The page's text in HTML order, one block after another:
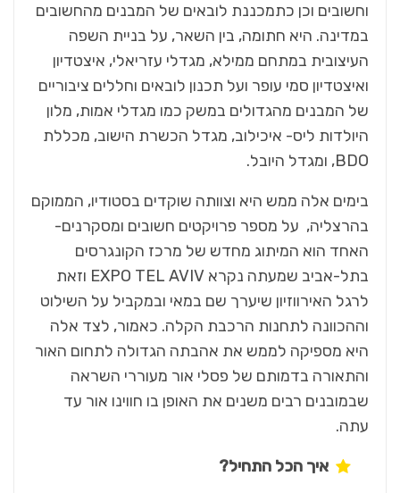
וחשובים וכן כתמכננת לובאים של המבנים מהחשובים
במדינה. היא חתומה, בין השאר, על בניית השפה
העיצובית במתחם ממילא, מגדלי עזריאלי, איצטדיון
ואיצטדיון סמי עופר ועל תכנון לובאים וחללים ציבוריים
של המבנים מהגדולים במשק כמו מגדלי אמות, מלון
היולדות ליס- איכילוב, מגדל הכשרת הישוב, מכללת
BDO, ומגדל היובל.
בימים אלה ממש היא וצוותה שוקדים בסטודיו, הממוקם
בהרצליה, על מספר פרויקטים חשובים ומסקרנים-
האחד הוא המיתוג מחדש של מרכז הקונגרסים
בתל-אביב שמעתה נקרא EXPO TEL AVIV וזאת
לרגל האירווזיון שיערך שם במאי ובמקביל על השילוט
וההכוונה לתחנות הרכבת הקלה. כאמור, לצד אלה
היא מספיקה לממש את אהבתה הגדולה לתחום האור
והתאורה בדמותם של פסלי אור מעוררי השראה
שבמובנים רבים משנים את האופן בו חווינו אור עד
עתה.
איך הכל התחיל?